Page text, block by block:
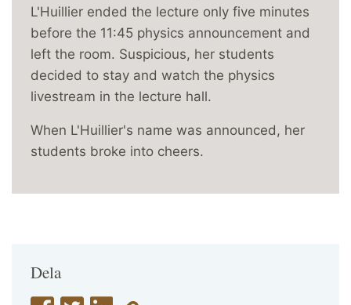
Dela
L'Huillier ended the lecture only five minutes
before the 11:45 physics announcement and
left the room. Suspicious, her students
decided to stay and watch the physics
livestream in the lecture hall.
When L'Huillier's name was announced, her
students broke into cheers.